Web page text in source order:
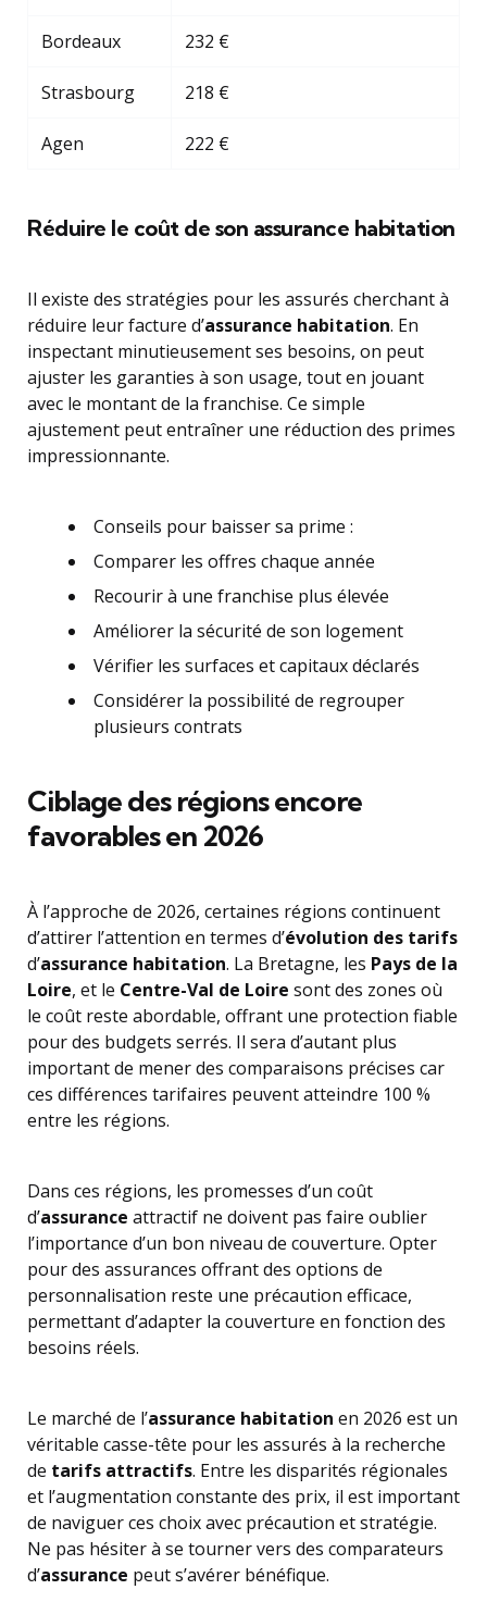
Bordeaux 232 €
Strasbourg 218 €
Agen 222 €
Réduire le coût de son assurance habitation
Il existe des stratégies pour les assurés cherchant à
réduire leur facture d’assurance habitation. En
inspectant minutieusement ses besoins, on peut
ajuster les garanties à son usage, tout en jouant
avec le montant de la franchise. Ce simple
ajustement peut entraîner une réduction des primes
impressionnante.
Conseils pour baisser sa prime :
Comparer les offres chaque année
Recourir à une franchise plus élevée
Améliorer la sécurité de son logement
Vérifier les surfaces et capitaux déclarés
Considérer la possibilité de regrouper
plusieurs contrats
Ciblage des régions encore
favorables en 2026
À l’approche de 2026, certaines régions continuent
d’attirer l’attention en termes d’évolution des tarifs
d’assurance habitation. La Bretagne, les Pays de la
Loire, et le Centre-Val de Loire sont des zones où
le coût reste abordable, offrant une protection fiable
pour des budgets serrés. Il sera d’autant plus
important de mener des comparaisons précises car
ces différences tarifaires peuvent atteindre 100 %
entre les régions.
Dans ces régions, les promesses d’un coût
d’assurance attractif ne doivent pas faire oublier
l’importance d’un bon niveau de couverture. Opter
pour des assurances offrant des options de
personnalisation reste une précaution efficace,
permettant d’adapter la couverture en fonction des
besoins réels.
Le marché de l’assurance habitation en 2026 est un
véritable casse-tête pour les assurés à la recherche
de tarifs attractifs. Entre les disparités régionales
et l’augmentation constante des prix, il est important
de naviguer ces choix avec précaution et stratégie.
Ne pas hésiter à se tourner vers des comparateurs
d’assurance peut s’avérer bénéfique.